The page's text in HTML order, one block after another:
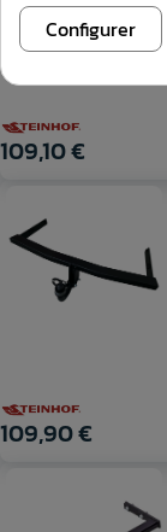
109,10 €
109,90 €
Configurer